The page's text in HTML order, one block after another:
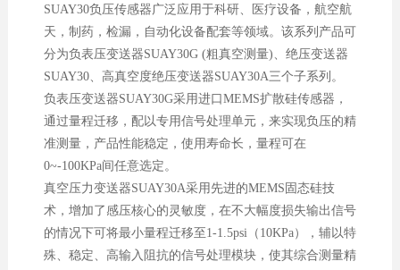
SUAY30负压传感器广泛应用于科研、医疗设备，航空航
天，制药，检漏，自动化设备配套等领域。该系列产品可
分为负表压变送器SUAY30G (粗真空测量)、绝压变送器
SUAY30、高真空度绝压变送器SUAY30A三个子系列。
负表压变送器SUAY30G采用进口MEMS扩散硅传感器，
通过量程迁移，配以专用信号处理单元，来实现负压的精
准测量，产品性能稳定，使用寿命长，量程可在
0~-100KPa间任意选定。
真空压力变送器SUAY30A采用先进的MEMS固态硅技
术，增加了感压核心的灵敏度，在不大幅度损失输出信号
的情况下可将最小量程迁移至1-1.5psi（10KPa），辅以特
殊、稳定、高输入阻抗的信号处理模块，使其综合测量精